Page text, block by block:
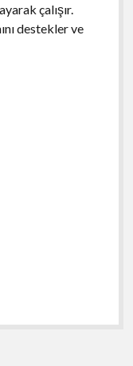
çalışır.
destekler ve